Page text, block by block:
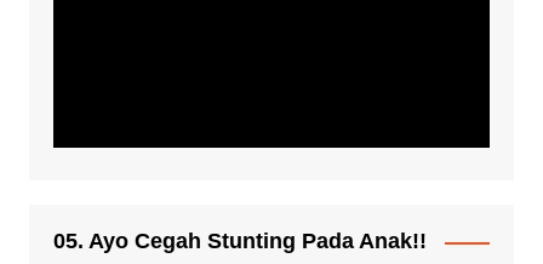
05. Ayo Cegah Stunting Pada Anak!!